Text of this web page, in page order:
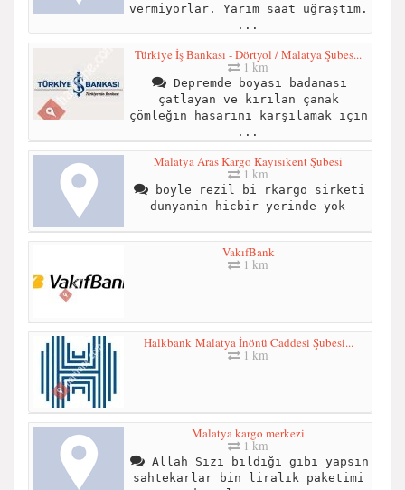
vermiyorlar. Yarım saat uğraştım.
...
Türkiye İş Bankası - Dörtyol / Malatya Şubes...
1 km
Depremde boyası badanası
çatlayan ve kırılan çanak
çömleğin hasarını karşılamak için
...
Malatya Aras Kargo Kayısıkent Şubesi
1 km
boyle rezil bi rkargo sirketi
dunyanin hicbir yerinde yok
VakıfBank
1 km
Halkbank Malatya İnönü Caddesi Şubesi...
1 km
Malatya kargo merkezi
1 km
Allah Sizi bildiği gibi yapsın
sahtekarlar bin liralık paketimi